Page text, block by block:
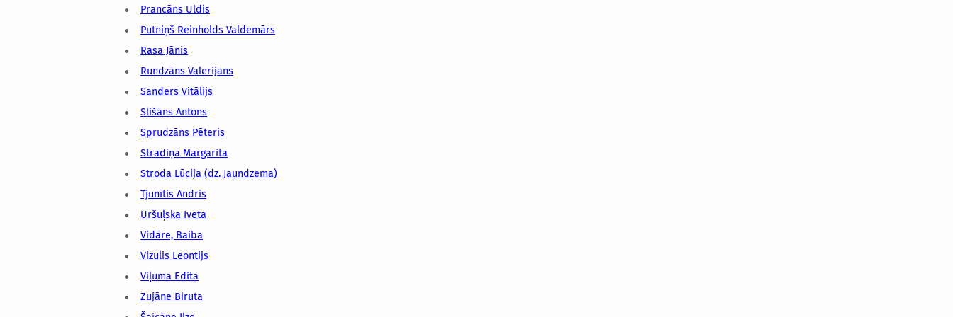
Prancāns Uldis
Putniņš Reinholds Valdemārs
Rasa Jānis
Rundzāns Valerijans
Sanders Vitālijs
Slišāns Antons
Sprudzāns Pēteris
Stradiņa Margarita
Stroda Lūcija (dz. Jaundzema)
Tjunītis Andris
Uršuļska Iveta
Vidāre, Baiba
Vizulis Leontijs
Viļuma Edita
Zujāne Biruta